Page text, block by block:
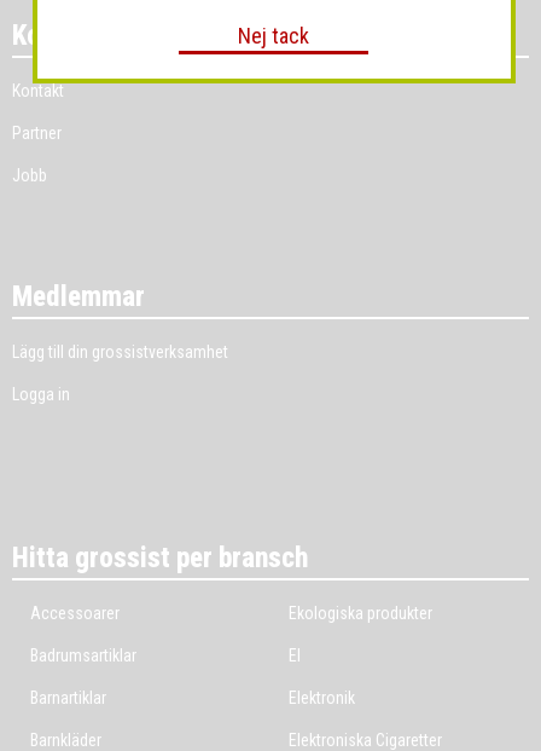
Kontakt
Kontakt
Partner
Jobb
Medlemmar
Lägg till din grossistverksamhet
Logga in
Hitta grossist per bransch
Accessoarer
Badrumsartiklar
Barnartiklar
Barnkläder
Ekologiska produkter
El
Elektronik
Elektroniska Cigaretter
Nej tack